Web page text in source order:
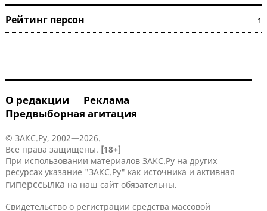
Рейтинг персон ↑
О редакции
Реклама
Предвыборная агитация
© ЗАКС.Ру, 2002—2026.
Все права защищены. [18+]
При использовании материалов ЗАКС.Ру на других
ресурсах указание "ЗАКС.Ру" как источника и активная
гиперссылка на наш сайт обязательны.
Свидетельство о регистрации средства массовой